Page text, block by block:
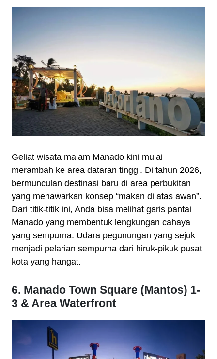
Geliat wisata malam Manado kini mulai
merambah ke area dataran tinggi. Di tahun 2026,
bermunculan destinasi baru di area perbukitan
yang menawarkan konsep “makan di atas awan”.
Dari titik-titik ini, Anda bisa melihat garis pantai
Manado yang membentuk lengkungan cahaya
yang sempurna. Udara pegunungan yang sejuk
menjadi pelarian sempurna dari hiruk-pikuk pusat
kota yang hangat.
6. Manado Town Square (Mantos) 1-
3 & Area Waterfront